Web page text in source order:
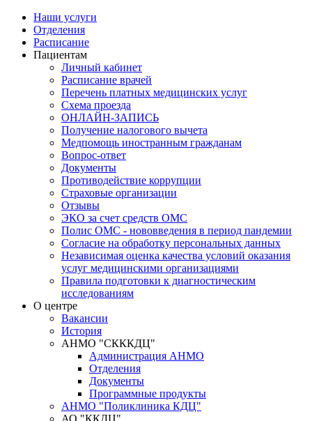
Наши услуги
Отделения
Расписание
Пациентам
Личный кабинет
Расписание врачей
Перечень платных медицинских услуг
Схема проезда
ОНЛАЙН-ЗАПИСЬ
Получение налогового вычета
Медпомощь иностранным гражданам
Вопрос-ответ
Документы
Противодействие коррупции
Страховые организации
Отзывы
ЭКО за счет средств ОМС
Полис ОМС - нововведения в период пандемии
Согласие на обработку персональных данных
Независимая оценка качества условий оказания
услуг медицинскими организациями
Правила подготовки к диагностическим
исследованиям
О центре
Вакансии
История
АНМО "СКККДЦ"
Администрация АНМО
Отделения
Документы
Программные продукты
АНМО "Поликлиника КДЦ"
АО "ККДЦ"